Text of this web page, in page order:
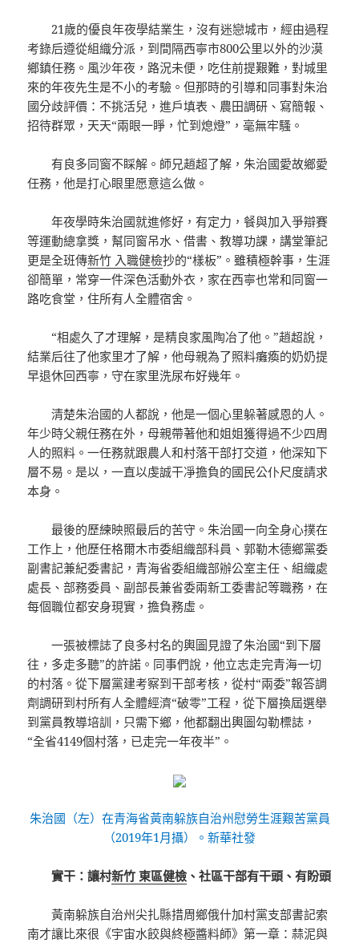
21歲的優良年夜學結業生，沒有迷戀城市，經由過程
考錄后遵從組織分派，到間隔西寧市800公里以外的沙漠
鄉鎮任務。風沙年夜，路況未便，吃住前提艱難，對城里
來的年夜先生是不小的考驗。但那時的引導和同事對朱治
國分歧評價：不挑活兒，進戶填表、農田調研、寫簡報、
招待群眾，天天“兩眼一睜，忙到熄燈”，毫無牢騷。
有良多同窗不睬解。師兄趙超了解，朱治國愛故鄉愛
任務，他是打心眼里愿意這么做。
年夜學時朱治國就進修好，有定力，餐與加入爭辯賽
等運動總拿獎，幫同窗吊水、借書、教導功課，講堂筆記
更是全班傳新竹 入職健檢抄的“樣板”。雖積極幹事，生涯
卻簡單，常穿一件深色活動外衣，家在西寧也常和同窗一
路吃食堂，住所有人全體宿舍。
“相處久了才理解，是精良家風陶冶了他。”趙超說，
結業后往了他家里才了解，他母親為了照料癱瘓的奶奶提
早退休回西寧，守在家里洗尿布好幾年。
清楚朱治國的人都說，他是一個心里躲著感恩的人。
年少時父親任務在外，母親帶著他和姐姐獲得過不少四周
人的照料。一任務就跟農人和村落干部打交道，他深知下
層不易。是以，一直以虔誠干凈擔負的國民公仆尺度請求
本身。
最後的歷練映照最后的苦守。朱治國一向全身心撲在
工作上，他歷任格爾木市委組織部科員、郭勒木德鄉黨委
副書記兼紀委書記，青海省委組織部辦公室主任、組織處
處長、部務委員、副部長兼省委兩新工委書記等職務，在
每個職位都安身現實，擔負務虛。
一張被標誌了良多村名的輿圖見證了朱治國“到下層
往，多走多聽”的許諾。同事們說，他立志走完青海一切
的村落。從下層黨建考察到干部考核，從村“兩委”報答調
劑調研到村所有人全體經濟“破零”工程，從下層換屆選舉
到黨員教導培訓，只需下鄉，他都翻出輿圖勾勒標誌，
“全省4149個村落，已走完一年夜半”。
朱治國（左）在青海省黃南躲族自治州慰勞生涯艱苦黨員
（2019年1月攝）。新華社發
實干：讓村新竹 東區健檢 、社區干部有干頭、有盼頭
黃南躲族自治州尖扎縣措周鄉俄什加村黨支部書記索
南才讓比來很《宇宙水餃與終極醬料師》第一章：蒜泥與